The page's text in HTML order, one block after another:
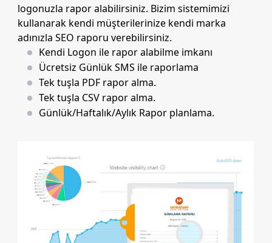
logonuzla rapor alabilirsiniz. Bizim sistemimizi
kullanarak kendi müşterilerinize kendi marka
adınızla SEO raporu verebilirsiniz.
Kendi Logon ile rapor alabilme imkanı
Ücretsiz Günlük SMS ile raporlama
Tek tuşla PDF rapor alma.
Tek tuşla CSV rapor alma.
Günlük/Haftalık/Aylık Rapor planlama.